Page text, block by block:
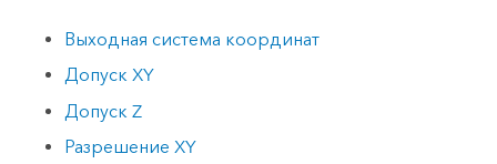
Выходная система координат
Допуск XY
Допуск Z
Разрешение XY